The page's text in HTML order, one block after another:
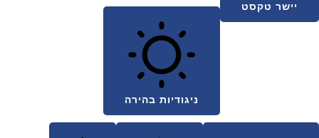
יישר טקסט
ניגודיות בהירה